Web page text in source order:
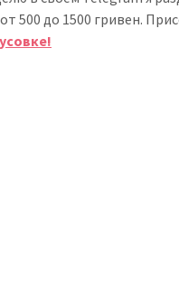
500 до 1500 гривен.